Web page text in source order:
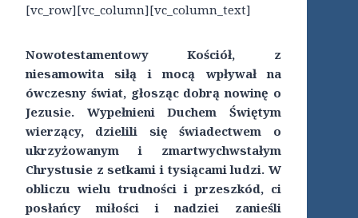
[vc_row][vc_column][vc_column_text]
Nowotestamentowy Kościół, z
niesamowita siłą i mocą wpływał na
ówczesny świat, głosząc dobrą nowinę o
Jezusie. Wypełnieni Duchem Świętym
wierzący, dzielili się świadectwem o
ukrzyżowanym i zmartwychwstałym
Chrystusie z setkami i tysiącami ludzi. W
obliczu wielu trudności i przeszkód, ci
posłańcy miłości i nadziei zanieśli